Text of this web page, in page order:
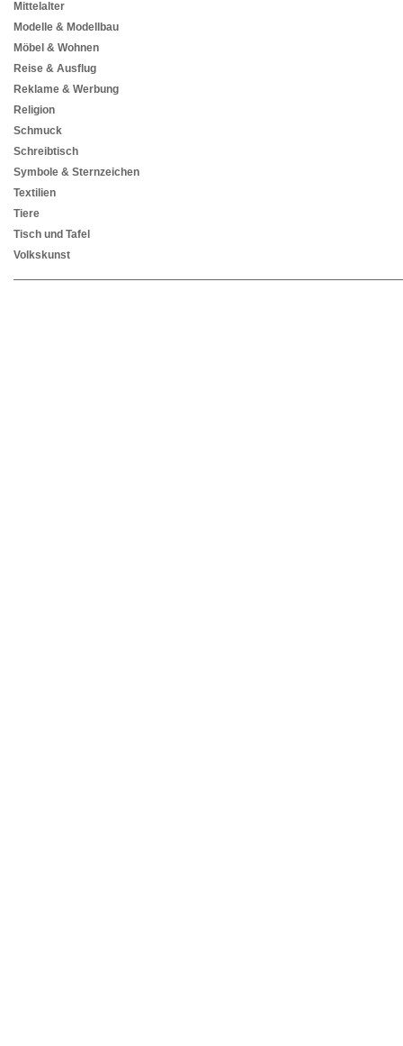
Mittelalter
Modelle & Modellbau
Möbel & Wohnen
Reise & Ausflug
Reklame & Werbung
Religion
Schmuck
Schreibtisch
Symbole & Sternzeichen
Textilien
Tiere
Tisch und Tafel
Volkskunst